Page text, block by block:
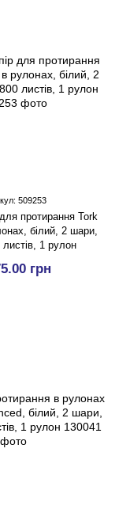
509253
протирання Tork
білий, 2 шари,
1 рулон
грн